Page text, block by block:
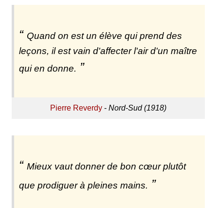
Quand on est un élève qui prend des
leçons, il est vain d'affecter l'air d'un maître
qui en donne.
Pierre Reverdy- Nord-Sud (1918)
Mieux vaut donner de bon cœur plutôt
que prodiguer à pleines mains.